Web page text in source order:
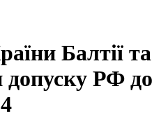
Балтії та
РФ до